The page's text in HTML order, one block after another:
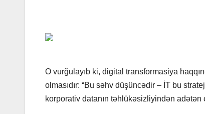
O vurğulayıb ki, digital transformasiya
olmasıdır: “Bu səhv düşüncədir – İT bu
korporativ datanın təhlükəsizliyindən adətən